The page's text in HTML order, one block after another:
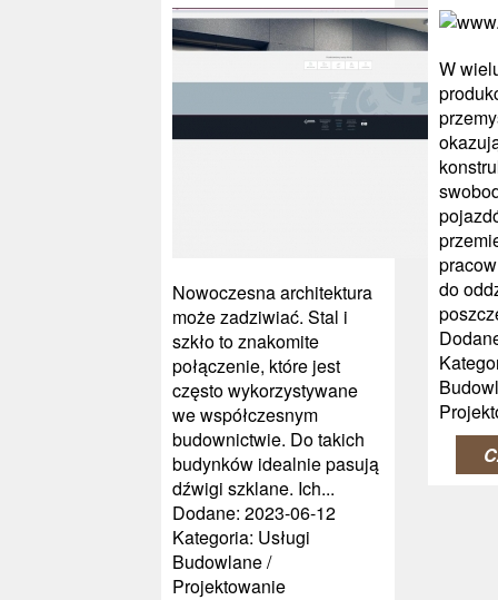
Nowoczesna architektura
może zadziwiać. Stal i
szkło to znakomite
połączenie, które jest
często wykorzystywane
we współczesnym
budownictwie. Do takich
budynków idealnie pasują
dźwigi szklane. Ich...
Dodane: 2023-06-12
Kategoria: Usługi
Budowlane /
Projektowanie
W
do